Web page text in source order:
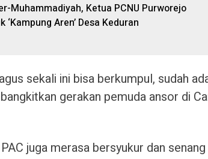
Muhammadiyah, Ketua PCNU Purworejo
Aren’ Desa Keduran
sekali ini bisa berkumpul, sudah
gerakan pemuda ansor di
juga merasa bersyukur dan